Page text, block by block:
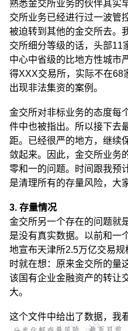
熟悉金交所业务的伙伴其实
交所业务已经进行过一波管
被迫转到其他的金交所去。
交所细分等级的话，头部11
中心中省级的比地方性城市
得XXX交易所，实际不在68
出现非法集资的案例。
金交所对非标业务的态度每
件中也被指出。所以接下去
距。已经很严的地方，继续
敛起来。因此，金交所业务
零和一的问题。时间跟我预
是清理所有的存量风险，大
3. 存量情况
金交所另一个存在的问题就
是没有真实数据。以前和一
地宣布天津所2.5万亿交易
时就在想：原来金交所的量
该国有企业金融资产的转让
大。
这个文件中给出了数据，我